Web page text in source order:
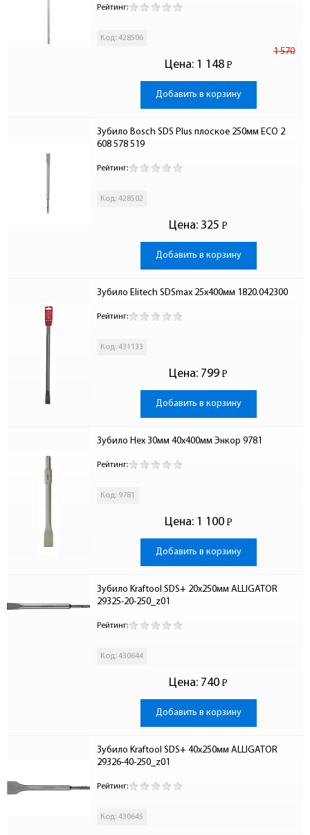
Рейтинг:
Код: 428506
Цена:
1 570
1 148 Р
-
Добавить в корзину
Зубило Bosch SDS Plus плоское 250мм ECO 2
608 578 519
Рейтинг:
Код: 428502
Цена: 325 Р
-
Добавить в корзину
Зубило Elitech SDSmax 25х400мм 1820.042300
Рейтинг:
Код: 431133
Цена: 799 Р
-
Добавить в корзину
Зубило Hex 30мм 40х400мм Энкор 9781
Рейтинг:
Код: 9781
Цена: 1 100 Р
-
Добавить в корзину
Зубило Kraftool SDS+ 20х250мм ALLIGATOR
29325-20-250_z01
Рейтинг:
Код: 430644
Цена: 740 Р
-
Добавить в корзину
Зубило Kraftool SDS+ 40х250мм ALLIGATOR
29326-40-250_z01
Рейтинг:
Код: 430645